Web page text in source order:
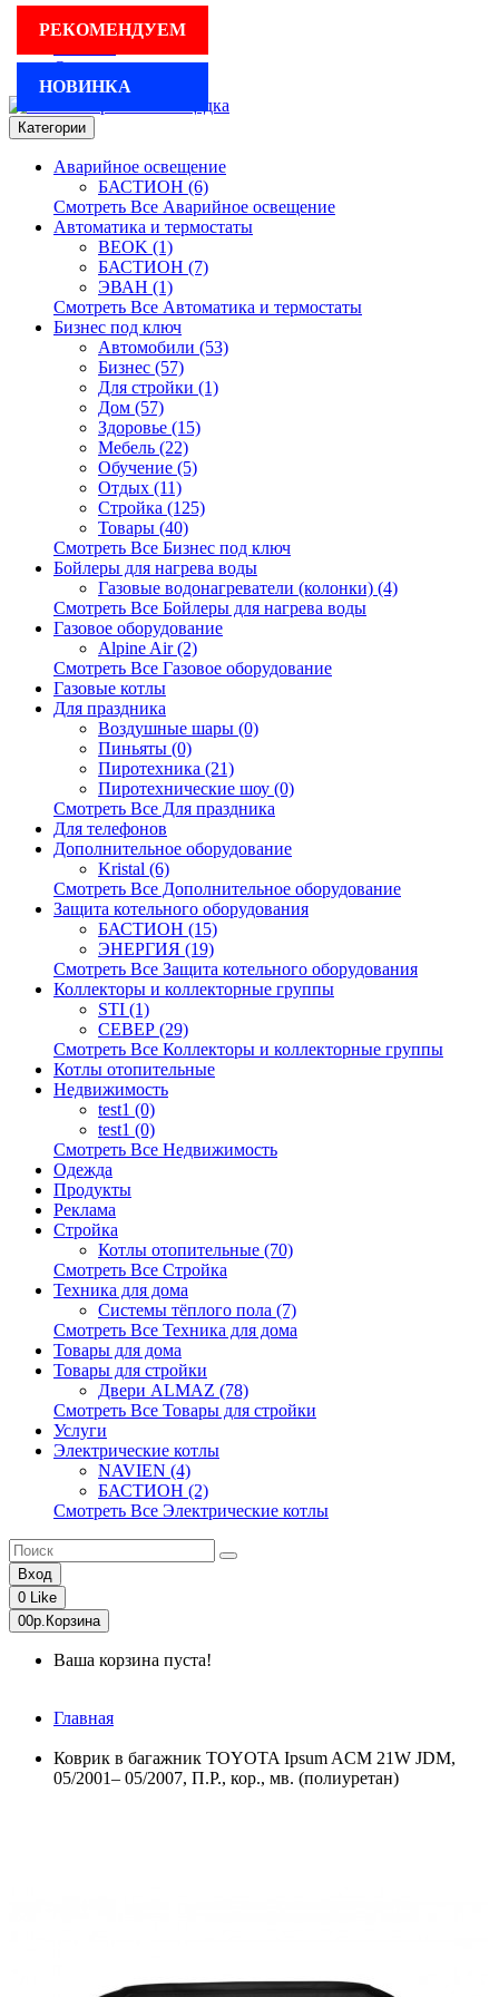
Для бизнеса
Оплата и доставка
Категории
Аварийное освещение
БАСТИОН (6)
Смотреть Все Аварийное освещение
Автоматика и термостаты
BEOK (1)
БАСТИОН (7)
ЭВАН (1)
Смотреть Все Автоматика и термостаты
Бизнес под ключ
Автомобили (53)
Бизнес (57)
Для стройки (1)
Дом (57)
Здоровье (15)
Мебель (22)
Обучение (5)
Отдых (11)
Стройка (125)
Товары (40)
Смотреть Все Бизнес под ключ
Бойлеры для нагрева воды
Газовые водонагреватели (колонки) (4)
Смотреть Все Бойлеры для нагрева воды
Газовое оборудование
Alpine Air (2)
Смотреть Все Газовое оборудование
Газовые котлы
Для праздника
Воздушные шары (0)
Пиньяты (0)
Пиротехника (21)
Пиротехнические шоу (0)
Смотреть Все Для праздника
Для телефонов
Дополнительное оборудование
Kristal (6)
Смотреть Все Дополнительное оборудование
Защита котельного оборудования
БАСТИОН (15)
ЭНЕРГИЯ (19)
Смотреть Все Защита котельного оборудования
Коллекторы и коллекторные группы
STI (1)
СЕВЕР (29)
Смотреть Все Коллекторы и коллекторные группы
Котлы отопительные
Недвижимость
test1 (0)
test1 (0)
Смотреть Все Недвижимость
Одежда
Продукты
Реклама
Стройка
Котлы отопительные (70)
Смотреть Все Стройка
Техника для дома
Системы тёплого пола (7)
Смотреть Все Техника для дома
Товары для дома
Товары для стройки
Двери ALMAZ (78)
Смотреть Все Товары для стройки
Услуги
Электрические котлы
NAVIEN (4)
БАСТИОН (2)
Смотреть Все Электрические котлы
Вход
0 Like
00р. Корзина
Ваша корзина пуста!
Главная
Коврик в багажник TOYOTA Ipsum ACM 21W JDM,
05/2001– 05/2007, П.Р., кор., мв. (полиуретан)
РЕКОМЕНДУЕМ
НОВИНКА